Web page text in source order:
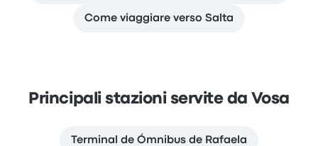
Come viaggiare verso Salta
Principali stazioni servite da Vosa
Terminal de Ómnibus de Rafaela